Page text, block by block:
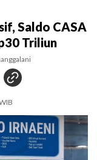
Saldo CASA
Triliun